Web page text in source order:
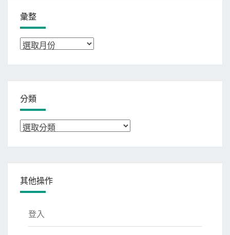
彙整
彙
分類
分
其他操作
登入